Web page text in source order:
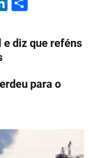
e
n
e
e diz que reféns
para o